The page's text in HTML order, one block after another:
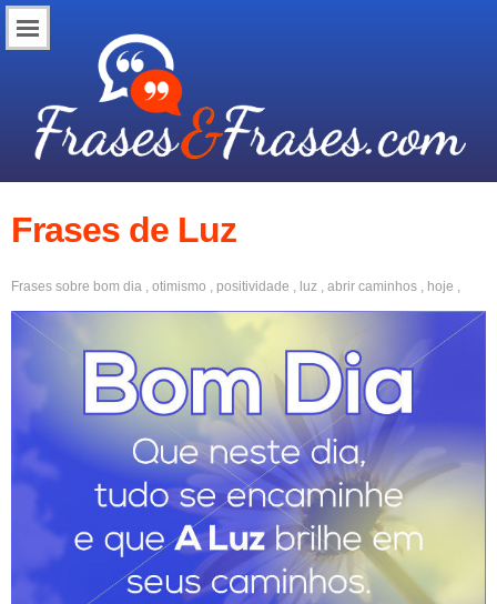
Frases de Luz
Frases sobre bom dia , otimismo , positividade , luz , abrir caminhos , hoje ,